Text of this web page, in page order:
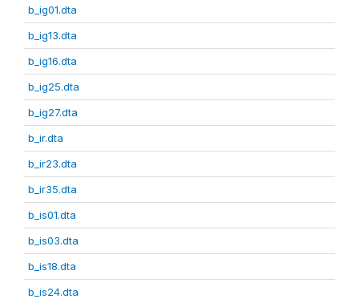
b_ig01.dta
b_ig13.dta
b_ig16.dta
b_ig25.dta
b_ig27.dta
b_ir.dta
b_ir23.dta
b_ir35.dta
b_is01.dta
b_is03.dta
b_is18.dta
b_is24.dta